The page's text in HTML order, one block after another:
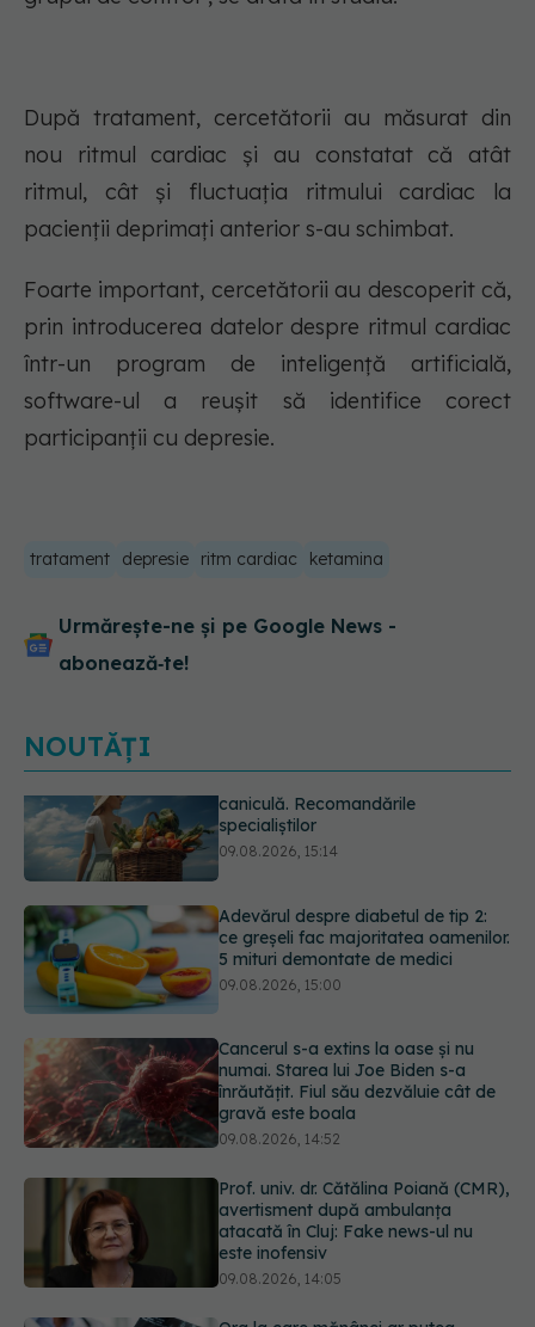
După tratament, cercetătorii au măsurat din
nou ritmul cardiac și au constatat că atât
ritmul, cât și fluctuația ritmului cardiac la
pacienții deprimați anterior s-au schimbat.
Foarte important, cercetătorii au descoperit că,
prin introducerea datelor despre ritmul cardiac
într-un program de inteligență artificială,
software-ul a reușit să identifice corect
participanții cu depresie.
tratament depresie ritm cardiac ketamina
Urmărește-ne și pe Google News -
abonează‑te!
NOUTĂȚI
Adevărul despre diabetul de tip 2:
ce greșeli fac majoritatea oamenilor.
Cancerul s-a extins la oase și nu
numai. Starea lui Joe Biden s-a
09.08.2026, 14:52
Prof. univ. dr. Cătălina Poiană (CMR),
avertisment după ambulanța
atacată în Cluj: Fake news-ul nu
09.08.2026, 14:05
Ora la care mănânci ar putea
influența oasele după vârsta de 50
de ani